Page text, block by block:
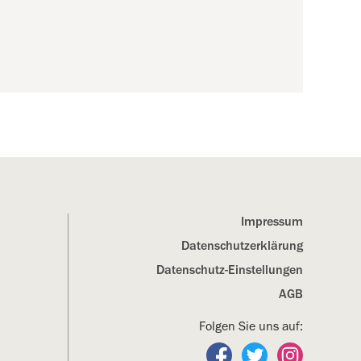
Impressum
Datenschutz­erklärung
Datenschutz-Einstellungen
AGB
Folgen Sie uns auf:
Folgen Sie uns auf
Folgen Sie uns